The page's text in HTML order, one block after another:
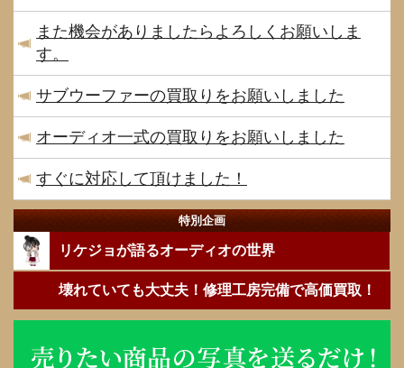
また機会がありましたらよろしくお願いしま
す。
サブウーファーの買取りをお願いしました
オーディオ一式の買取りをお願いしました
すぐに対応して頂けました！
特別企画
リケジョが語るオーディオの世界
壊れていても大丈夫！修理工房完備で高価買取！